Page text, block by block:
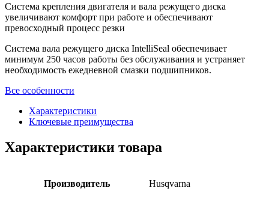
Система крепления двигателя и вала режущего диска
увеличивают комфорт при работе и обеспечивают
превосходный процесс резки
Система вала режущего диска IntelliSeal обеспечивает
минимум 250 часов работы без обслуживания и устраняет
необходимость ежедневной смазки подшипников.
Все особенности
Характеристики
Ключевые преимущества
Характеристики товара
Производитель Husqvarna